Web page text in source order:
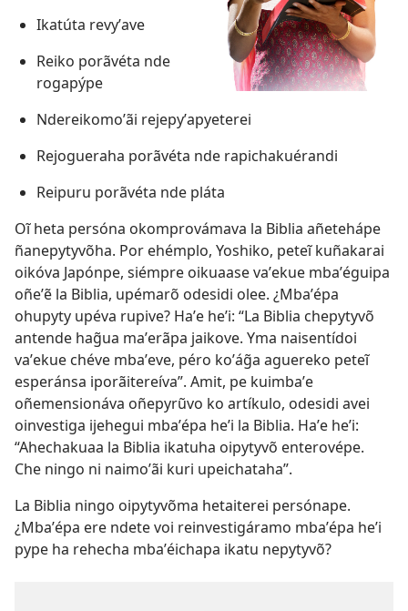
Ikatúta revyʼave
Reiko porãvéta nde
rogapýpe
Ndereikomoʼãi rejepyʼapyeterei
Rejogueraha porãvéta nde rapichakuérandi
Reipuru porãvéta nde pláta
Oĩ heta persóna okomprovámava la Biblia añetehápe
ñanepytyvõha. Por ehémplo, Yoshiko, peteĩ kuñakarai
oikóva Japónpe, siémpre oikuaase vaʼekue mbaʼéguipa
oñeʼẽ la Biblia, upémarõ odesidi olee. ¿Mbaʼépa
ohupyty upéva rupive? Haʼe heʼi: “La Biblia chepytyvõ
antende hag̃ua maʼerãpa jaikove. Yma naisentídoi
vaʼekue chéve mbaʼeve, péro koʼág̃a aguereko peteĩ
esperánsa iporãitereíva”. Amit, pe kuimbaʼe
oñemensionáva oñepyrũvo ko artíkulo, odesidi avei
oinvestiga ijehegui mbaʼépa heʼi la Biblia. Haʼe heʼi:
“Ahechakuaa la Biblia ikatuha oipytyvõ enterovépe.
Che ningo ni naimoʼãi kuri upeichataha”.
La Biblia ningo oipytyvõma hetaiterei persónape.
¿Mbaʼépa ere ndete voi reinvestigáramo mbaʼépa heʼi
pype ha rehecha mbaʼéichapa ikatu nepytyvõ?